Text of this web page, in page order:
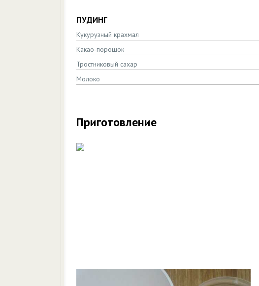
ПУДИНГ
Кукурузный крахмал
Какао-порошок
Тростниковый сахар
Молоко
Приготовление